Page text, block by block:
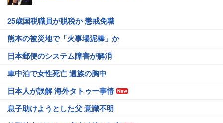
25歳国税職員が脱税か 懲戒免職
熊本の被災地で「火事場泥棒」か
日本郵便のシステム障害が解消
車中泊で女性死亡 遺族の胸中
日本人が誤解 海外タトゥー事情
息子助けようとした父 意識不明